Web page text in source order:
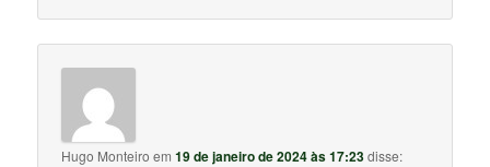
Hugo Monteiro em19 de janeiro de 2024 às 17:23disse: